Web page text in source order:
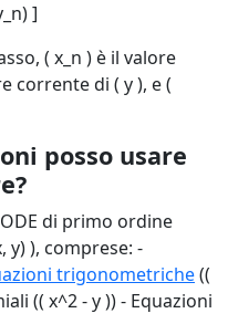
]
( x_n ) è il valore
corrente di ( y ), e (
posso usare
di primo ordine
), comprese: -
trigonometriche((
(( x^2 - y )) - Equazioni